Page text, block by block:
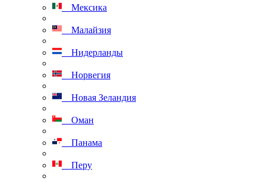
Мексика
Малайзия
Нидерланды
Норвегия
Новая Зеландия
Оман
Панама
Перу